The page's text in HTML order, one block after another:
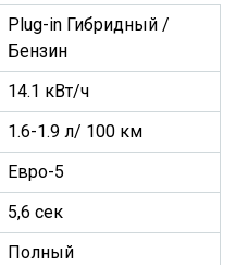
Plug-in Гибридный /
Бензин
14.1 кВт/ч
1.6-1.9 л/ 100 км
Евро-5
5,6 сек
Полный